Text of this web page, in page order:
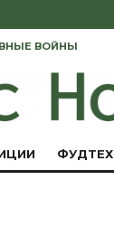
ВОЙНЫ
ФУДТЕХ